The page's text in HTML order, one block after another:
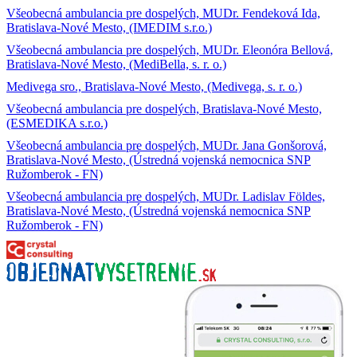
Všeobecná ambulancia pre dospelých, MUDr. Fendeková Ida,
Bratislava-Nové Mesto, (IMEDIM s.r.o.)
Všeobecná ambulancia pre dospelých, MUDr. Eleonóra Bellová,
Bratislava-Nové Mesto, (MediBella, s. r. o.)
Medivega sro., Bratislava-Nové Mesto, (Medivega, s. r. o.)
Všeobecná ambulancia pre dospelých, Bratislava-Nové Mesto,
(ESMEDIKA s.r.o.)
Všeobecná ambulancia pre dospelých, MUDr. Jana Gonšorová,
Bratislava-Nové Mesto, (Ústredná vojenská nemocnica SNP
Ružomberok - FN)
Všeobecná ambulancia pre dospelých, MUDr. Ladislav Földes,
Bratislava-Nové Mesto, (Ústredná vojenská nemocnica SNP
Ružomberok - FN)